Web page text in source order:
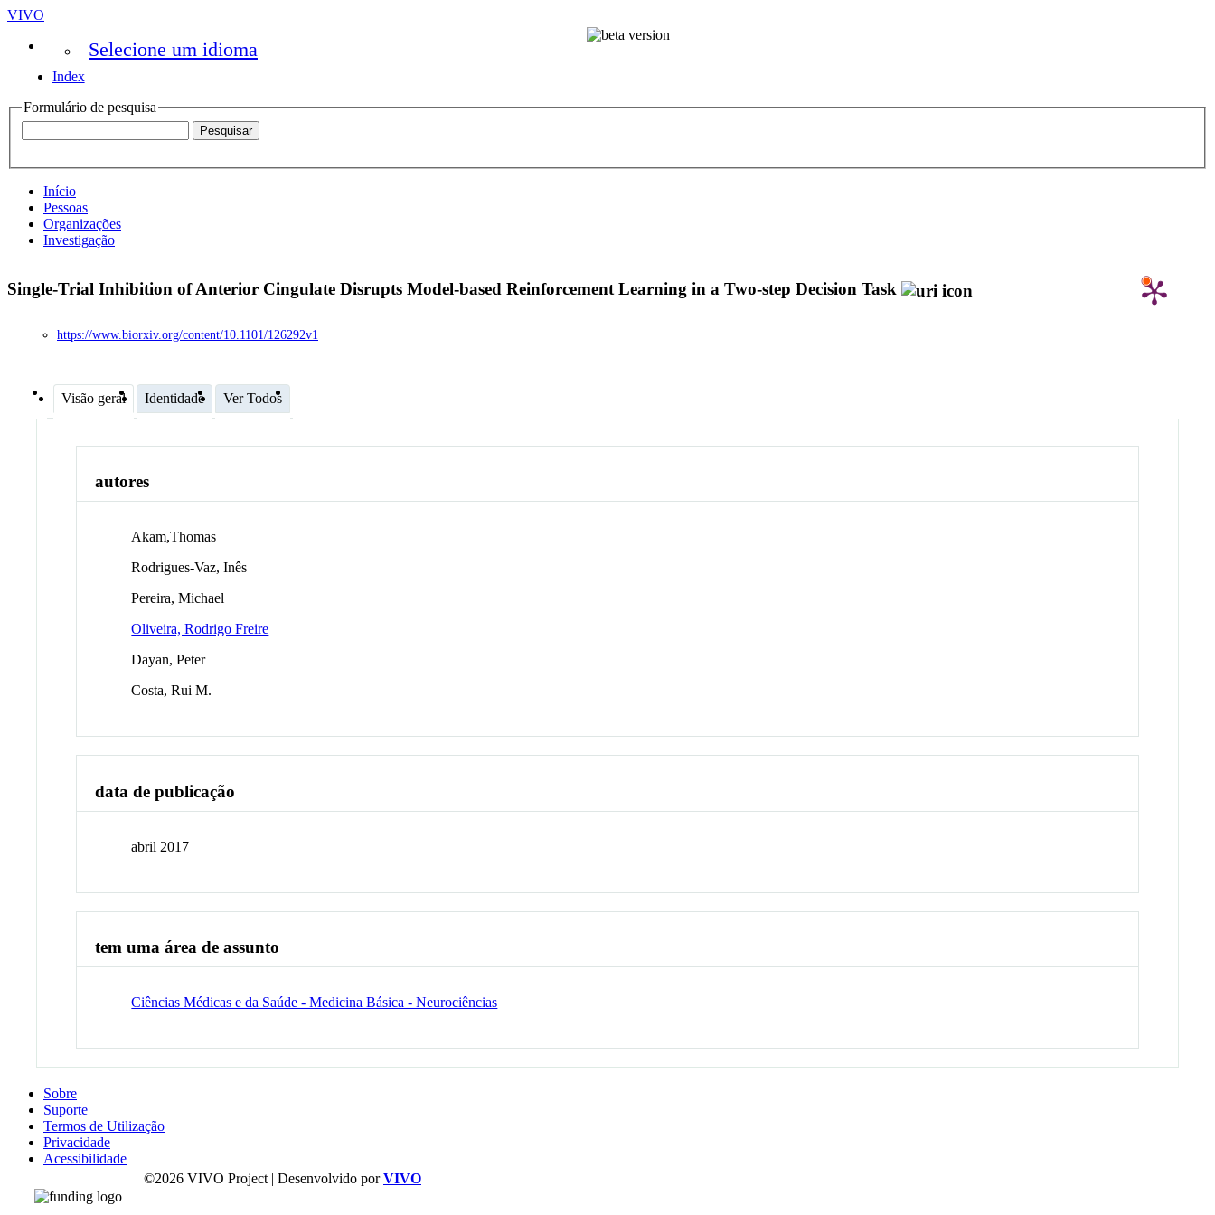
VIVO
Selecione um idioma
Index
Formulário de pesquisa
Início
Pessoas
Organizações
Investigação
Single-Trial Inhibition of Anterior Cingulate Disrupts Model-based Reinforcement Learning in a Two-step Decision Task
https://www.biorxiv.org/content/10.1101/126292v1
Visão geral Identidade Ver Todos
autores
Akam,Thomas
Rodrigues-Vaz, Inês
Pereira, Michael
Oliveira, Rodrigo Freire
Dayan, Peter
Costa, Rui M.
data de publicação
abril 2017
tem uma área de assunto
Ciências Médicas e da Saúde - Medicina Básica - Neurociências
Sobre
Suporte
Termos de Utilização
Privacidade
Acessibilidade
©2026 VIVO Project | Desenvolvido porVIVO